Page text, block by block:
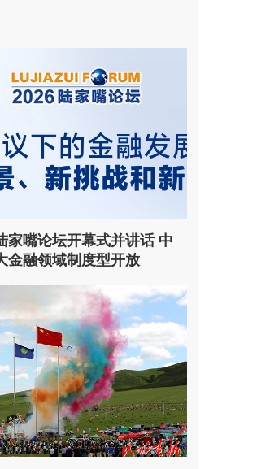
家嘴论坛开幕式并讲话 中
金融领域制度型开放